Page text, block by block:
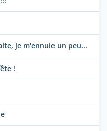
je m'ennuie un peu...
!